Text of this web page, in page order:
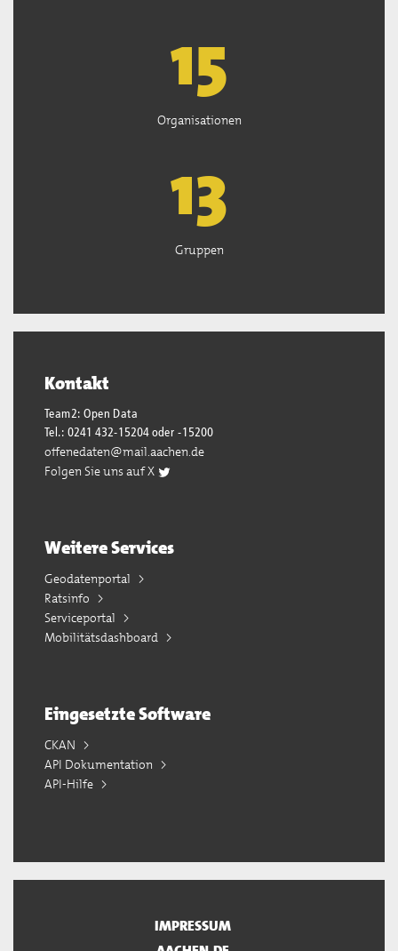
15
Organisationen
13
Gruppen
Kontakt
Team2: Open Data
Tel.: 0241 432-15204 oder -15200
offenedaten@mail.aachen.de
Folgen Sie uns auf X
Weitere Services
Geodatenportal
Ratsinfo
Serviceportal
Mobilitätsdashboard
Eingesetzte Software
CKAN
API Dokumentation
API-Hilfe
IMPRESSUM